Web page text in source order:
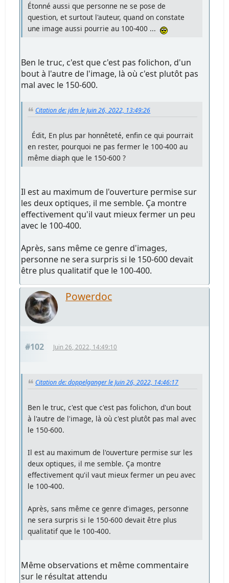
Étonné aussi que personne ne se pose de
question, et surtout l'auteur, quand on constate
une image aussi pourrie au 100-400 ...
Ben le truc, c'est que c'est pas folichon, d'un
bout à l'autre de l'image, là où c'est plutôt pas
mal avec le 150-600.
Citation de: jdm le Juin 26, 2022, 13:49:26
Édit, En plus par honnêteté, enfin ce qui pourrait
en rester, pourquoi ne pas fermer le 100-400 au
même diaph que le 150-600 ?
Il est au maximum de l'ouverture permise sur
les deux optiques, il me semble. Ça montre
effectivement qu'il vaut mieux fermer un peu
avec le 100-400.
Après, sans même ce genre d'images,
personne ne sera surpris si le 150-600 devait
être plus qualitatif que le 100-400.
Powerdoc
#102 Juin 26, 2022, 14:49:10
Citation de: doppelganger le Juin 26, 2022, 14:46:17
Ben le truc, c'est que c'est pas folichon, d'un bout
à l'autre de l'image, là où c'est plutôt pas mal avec
le 150-600.
Il est au maximum de l'ouverture permise sur les
deux optiques, il me semble. Ça montre
effectivement qu'il vaut mieux fermer un peu avec
le 100-400.
Après, sans même ce genre d'images, personne
ne sera surpris si le 150-600 devait être plus
qualitatif que le 100-400.
Même observations et même commentaire
sur le résultat attendu